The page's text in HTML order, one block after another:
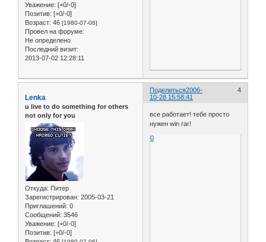
Уважение: [+0/-0]
Позитив: [+0/-0]
Возраст: 46 [1980-07-06]
Провел на форуме:
Не определено
Последний визит:
2013-07-02 12:28:11
Поделиться 4
2006-
10-28 15:58:41
Lenka
u live to do something for others
not only for you
Откуда: Питер
Зарегистрирован: 2005-03-21
Приглашений: 0
Сообщений: 3546
Уважение: [+0/-0]
Позитив: [+0/-0]
все работает! тебе просто
нужен win rar!
0